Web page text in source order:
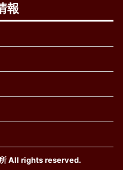
報
All rights reserved.